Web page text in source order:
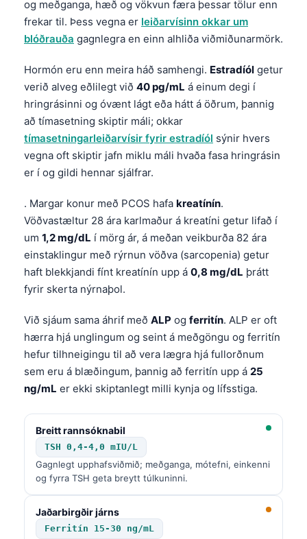
og meðganga, hæð og vökvun færa þessar tölur enn
frekar til. Þess vegna er leiðarvísinn okkar um
blóðrauða gagnlegra en einn alhliða viðmiðunarmörk.
Hormón eru enn meira háð samhengi. Estradíól getur
verið alveg eðlilegt við 40 pg/mL á einum degi í
hringrásinni og óvænt lágt eða hátt á öðrum, þannig
að tímasetning skiptir máli; okkar
tímasetningarleiðarvísir fyrir estradíól sýnir hvers
vegna oft skiptir jafn miklu máli hvaða fasa hringrásin
er í og gildi hennar sjálfrar.
. Margar konur með PCOS hafa kreatínín.
Vöðvastæltur 28 ára karlmaður á kreatíni getur lifað í
um 1,2 mg/dL í mörg ár, á meðan veikburða 82 ára
einstaklingur með rýrnun vöðva (sarcopenia) getur
haft blekkjandi fínt kreatínín upp á 0,8 mg/dL þrátt
fyrir skerta nýrnaþol.
Við sjáum sama áhrif með ALP og ferritín. ALP er oft
hærra hjá unglingum og seint á meðgöngu og ferritín
hefur tilhneigingu til að vera lægra hjá fullorðnum
sem eru á blæðingum, þannig að ferritín upp á 25
ng/mL er ekki skiptanlegt milli kynja og lífsstiga.
Breitt rannsóknabil
TSH 0,4-4,0 mIU/L
Gagnlegt upphafsviðmið; meðganga, mótefni, einkenni
og fyrra TSH geta breytt túlkuninni.
Jaðarbirgðir járns
Ferritín 15-30 ng/mL